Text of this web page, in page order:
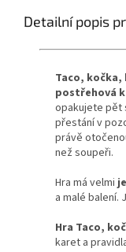
Detailní popis
Taco, kočka,
postřehová
opakujete pět
přestání v
právě
než soupeři.
Hra má velmi
a malé balení.
Hra Taco,
karet a